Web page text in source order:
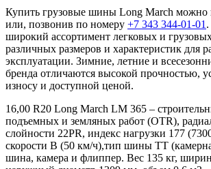
Купить грузовые шины Long March можно
или, позвонив по номеру +7 343 344-01-01
широкий ассортимент легковых и
различных размеров и характеристик для
эксплуатации. Зимние, летние и
бренда отличаются высокой прочностью,
износу и доступной ценой.
16,00 R20 Long March LM 365 –
подъемных и земляных работ (OTR),
слойности 22PR, индекс нагрузки 177
скорости В (50 км/ч),тип шины ТТ
шина, камера и флиппер. Вес 135 кг,